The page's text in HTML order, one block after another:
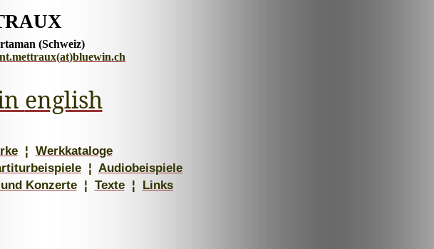
(Schweiz)
(at)bluewin.ch
english
¦ Werkkataloge
¦ Audiobeispiele
Konzerte ¦ Texte ¦ Links